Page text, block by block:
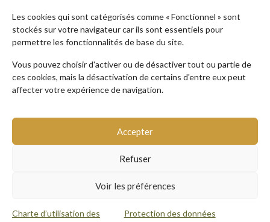
Les cookies qui sont catégorisés comme « Fonctionnel » sont
stockés sur votre navigateur car ils sont essentiels pour
permettre les fonctionnalités de base du site.
Vous pouvez choisir d'activer ou de désactiver tout ou partie de
ces cookies, mais la désactivation de certains d'entre eux peut
affecter votre expérience de navigation.
Accepter
Refuser
Voir les préférences
Charte d’utilisation des Protection des données
Recherche par thématiques
Recherche par publics
Recherche par mots-clés
PROTECTION DES DONNÉES PERSONNELLES